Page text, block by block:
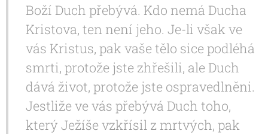
Boží Duch přebývá. Kdo nemá Ducha
Kristova, ten není jeho. Je-li však ve
vás Kristus, pak vaše tělo sice podléhá
smrti, protože jste zhřešili, ale Duch
dává život, protože jste ospravedlněni.
Jestliže ve vás přebývá Duch toho,
který Ježíše vzkřísil z mrtvých, pak